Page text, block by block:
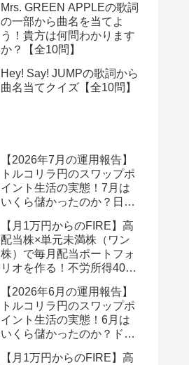
Mrs. GREEN APPLEの歌詞
の一部から曲名を当てよ
う！貴方は何問わかります
か？【全10問】
Hey! Say! JUMPの歌詞から
曲名当てクイズ【全10問】
【2026年7月の運用報告】
トルコリラ円のスワップポ
イント生活の実態！7月は
いくら儲かったのか？日本
へ一歩進んだ？
【月1万円からのFIRE】高
配当株×単元未満株（ワン
株）で毎月配当ポートフォ
リオを作る！不労所得400
回】
【2026年6月の運用報告】
トルコリラ円のスワップポ
イント生活の実態！6月は
いくら儲かったのか？ドル
【月1万円からのFIRE】高